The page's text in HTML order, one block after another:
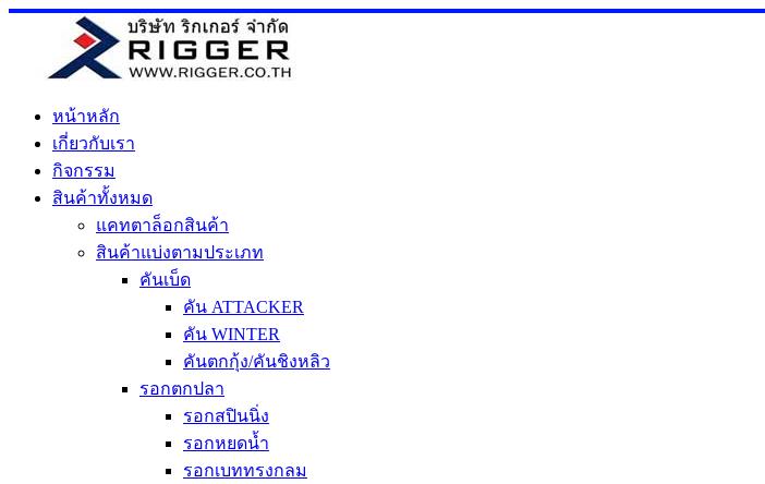
Skip
หน้าหลัก
เกี่ยวกับเรา
กิจกรรม
สินค้าทั้งหมด
แคทตาล็อกสินค้า
สินค้าแบ่งตามประเภท
คันเบ็ด
คัน ATTACKER
คัน WINTER
คันตกกุ้ง/คันชิงหลิว
รอกตกปลา
รอกสปินนิ่ง
รอกหยดน้ำ
รอกเบททรงกลม